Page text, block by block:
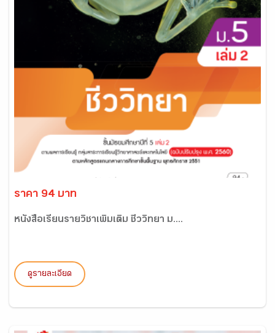
ราคา 94 บาท
หนังสือเรียนรายวิชาเพิ่มเติม ชีววิทยา ม....
ดูรายละเอียด